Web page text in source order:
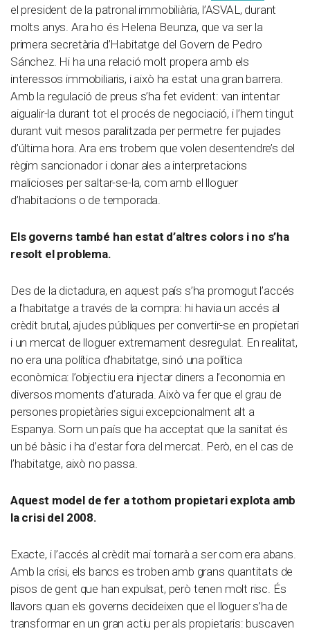
el president de la patronal immobiliària, l’ASVAL, durant
molts anys. Ara ho és Helena Beunza, que va ser la
primera secretària d’Habitatge del Govern de Pedro
Sánchez. Hi ha una relació molt propera amb els
interessos immobiliaris, i això ha estat una gran barrera.
Amb la regulació de preus s’ha fet evident: van intentar
aigualir-la durant tot el procés de negociació, i l’hem tingut
durant vuit mesos paralitzada per permetre fer pujades
d’última hora. Ara ens trobem que volen desentendre’s del
règim sancionador i donar ales a interpretacions
malicioses per saltar-se-la, com amb el lloguer
d’habitacions o de temporada.
Els governs també han estat d’altres colors i no s’ha
resolt el problema.
Des de la dictadura, en aquest país s’ha promogut l’accés
a l’habitatge a través de la compra: hi havia un accés al
crèdit brutal, ajudes públiques per convertir-se en propietari
i un mercat de lloguer extremament desregulat. En realitat,
no era una política d’habitatge, sinó una política
econòmica: l’objectiu era injectar diners a l’economia en
diversos moments d’aturada. Això va fer que el grau de
persones propietàries sigui excepcionalment alt a
Espanya. Som un país que ha acceptat que la sanitat és
un bé bàsic i ha d’estar fora del mercat. Però, en el cas de
l’habitatge, això no passa.
Aquest model de fer a tothom propietari explota amb
la crisi del 2008.
Exacte, i l’accés al crèdit mai tornarà a ser com era abans.
Amb la crisi, els bancs es troben amb grans quantitats de
pisos de gent que han expulsat, però tenen molt risc. És
llavors quan els governs decideixen que el lloguer s’ha de
transformar en un gran actiu per als propietaris: buscaven